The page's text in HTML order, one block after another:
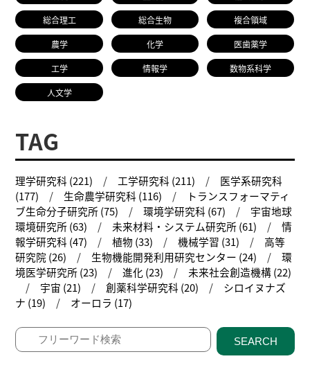
総合理工 総合生物 複合領域
農学 化学 医歯薬学
工学 情報学 数物系科学
人文学
TAG
理学研究科 (221) 工学研究科 (211)
医学系研究科
(177)
生命農学研究科 (116)
トランスフォーマティ
ブ生命分子研究所 (75)
環境学研究科 (67)
宇宙地球
環境研究所 (63)
未来材料・システム研究所 (61)
情
報学研究科 (47)
植物 (33) 機械学習 (31)
高等
研究院 (26)
生物機能開発利用研究センター (24)
環
境医学研究所 (23)
進化 (23)
未来社会創造機構 (22)
宇宙 (21)
創薬科学研究科 (20)
シロイヌナズ
ナ (19)
オーロラ (17)
SEARCH